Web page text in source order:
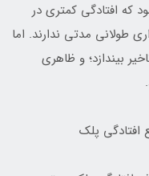
که افتادگی کمتری در
طولانی مدتی ندارند. اما
بیندازد؛ و ظاهری
افتادگی پلک